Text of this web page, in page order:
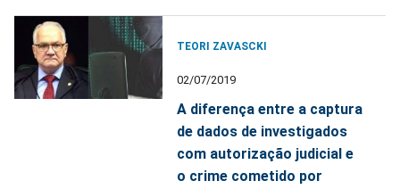
TEORI ZAVASCKI
02/07/2019
A diferença entre a captura
de dados de investigados
com autorização judicial e
o crime cometido por